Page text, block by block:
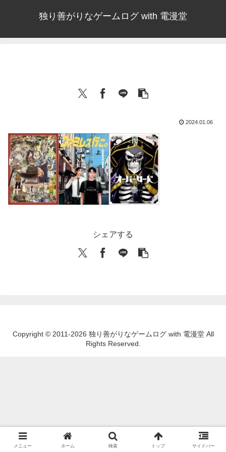
独り善がりなゲームログ with 電漫堂
2024.01.06
シェアする
Copyright © 2011-2026 独り善がりなゲームログ with 電漫堂 All
Rights Reserved.
メニュー ホーム 検索 トップ サイドバー